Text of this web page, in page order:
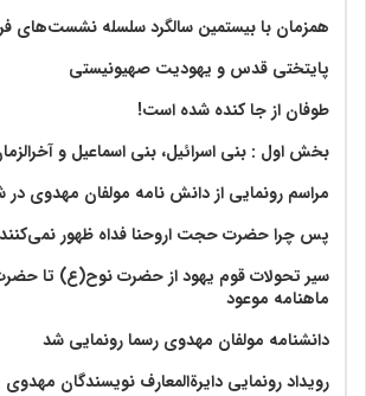
همزمان با بیستمین سالگرد سلسله نشست‌های
پایتختی قدس و یهودیت صهیونیستی
طوفان از جا کنده شده است!
بخش اول : بنی اسرائیل، بنی اسماعیل و
مراسم رونمایی از دانش نامه مولفان مهدوی در
پس چرا حضرت حجت اروحنا فداه ظهور
سیر تحولات قوم یهود از حضرت نوح(ع) تا
ماهنامه موعود
دانشنامه مولفان مهدوی رسما رونمایی شد
رویداد رونمایی دایرةالمعارف نویسندگان مهدوی